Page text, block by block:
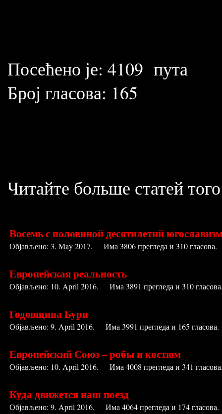
Посећено је: 4109 пута
Број гласова: 165
Читайте больше статей
Восемь с половиной десятилетий
Објављено: 3. May 2017. Има3806прегледа и 310гласова.
Европейская реальность
Објављено: 10. April 2016. Има3891 прегледа и 310
Годовщина Бури
Објављено: 9. April 2016. Има3991 прегледа и 165 гласова.
Европейский Союз – робы и костюм
Објављено: 10. April 2016. Има4008 прегледа и 341
Куда движется наш поезд
Објављено: 9. April 2016. Има4064прегледа и 174гласова.